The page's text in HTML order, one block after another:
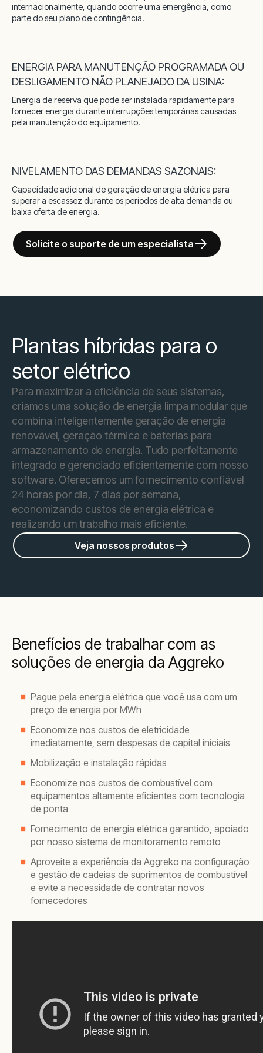
internacionalmente, quando ocorre uma emergência, como
parte do seu plano de contingência.
ENERGIA PARA MANUTENÇÃO PROGRAMADA OU
DESLIGAMENTO NÃO PLANEJADO DA USINA:
Energia de reserva que pode ser instalada rapidamente para
fornecer energia durante interrupções temporárias causadas
pela manutenção do equipamento.
NIVELAMENTO DAS DEMANDAS SAZONAIS:
Capacidade adicional de geração de energia elétrica para
superar a escassez durante os períodos de alta demanda ou
baixa oferta de energia.
Solicite o suporte de um especialista
Plantas híbridas para o
setor elétrico
Para maximizar a eficiência de seus sistemas,
criamos uma solução de energia limpa modular que
combina inteligentemente geração de energia
renovável, geração térmica e baterias para
armazenamento de energia. Tudo perfeitamente
integrado e gerenciado eficientemente com nosso
software. Oferecemos um fornecimento confiável
24 horas por dia, 7 dias por semana,
economizando custos de energia elétrica e
realizando um trabalho mais eficiente.
Veja nossos produtos
Benefícios de trabalhar com as
soluções de energia da Aggreko
Pague pela energia elétrica que você usa com um
preço de energia por MWh
Economize nos custos de eletricidade
imediatamente, sem despesas de capital iniciais
Mobilização e instalação rápidas
Economize nos custos de combustível com
equipamentos altamente eficientes com tecnologia
de ponta
Fornecimento de energia elétrica garantido, apoiado
por nosso sistema de monitoramento remoto
Aproveite a experiência da Aggreko na configuração
e gestão de cadeias de suprimentos de combustível
e evite a necessidade de contratar novos
fornecedores